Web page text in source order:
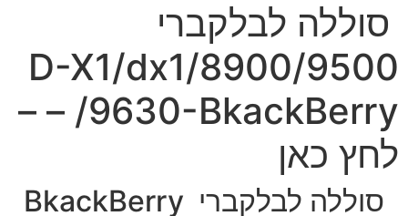
סוללה לבלקברי
8900/9500/D-X1/dx1
– /9630-BkackBerry –
לחץ כאן
סוללה לבלקברי BkackBerry